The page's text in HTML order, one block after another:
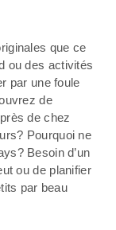
que ce
ou des activités
par une foule
de
de chez
Pourquoi ne
Besoin d’un
ou de planifier
par beau